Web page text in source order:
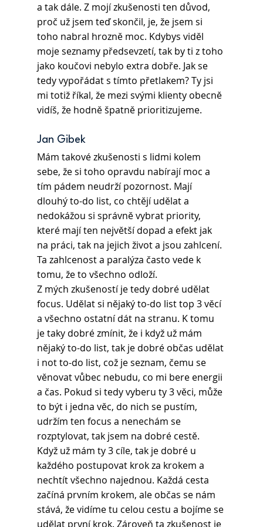
a tak dále. Z mojí zkušenosti ten důvod,
proč už jsem teď skončil, je, že jsem si
toho nabral hrozně moc. Kdybys viděl
moje seznamy předsevzetí, tak by ti z toho
jako koučovi nebylo extra dobře. Jak se
tedy vypořádat s tímto přetlakem? Ty jsi
mi totiž říkal, že mezi svými klienty obecně
vidíš, že hodně špatně prioritizujeme.
Jan Gibek
Mám takové zkušenosti s lidmi kolem
sebe, že si toho opravdu nabírají moc a
tím pádem neudrží pozornost. Mají
dlouhý to-do list, co chtějí udělat a
nedokážou si správně vybrat priority,
které mají ten největší dopad a efekt jak
na práci, tak na jejich život a jsou zahlcení.
Ta zahlcenost a paralýza často vede k
tomu, že to všechno odloží.
Z mých zkušeností je tedy dobré udělat
focus. Udělat si nějaký to-do list top 3 věcí
a všechno ostatní dát na stranu. K tomu
je taky dobré zmínit, že i když už mám
nějaký to-do list, tak je dobré občas udělat
i not to-do list, což je seznam, čemu se
věnovat vůbec nebudu, co mi bere energii
a čas. Pokud si tedy vyberu ty 3 věci, může
to být i jedna věc, do nich se pustím,
udržím ten focus a nenechám se
rozptylovat, tak jsem na dobré cestě.
Když už mám ty 3 cíle, tak je dobré u
každého postupovat krok za krokem a
nechtít všechno najednou. Každá cesta
začíná prvním krokem, ale občas se nám
stává, že vidíme tu celou cestu a bojíme se
udělat první krok. Zároveň ta zkušenost je